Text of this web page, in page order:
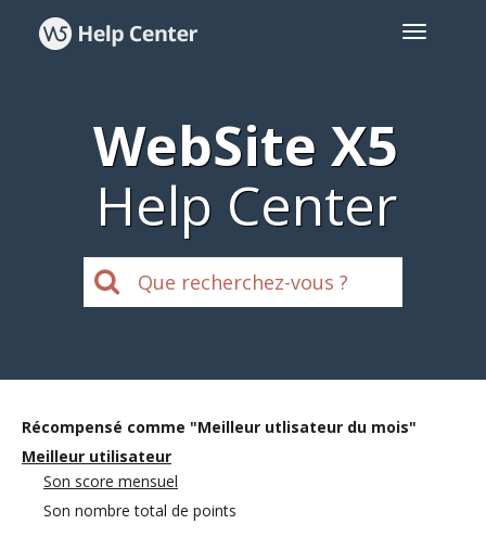
WebSite X5
Help Center
Récompensé comme "Meilleur utlisateur du mois"
Meilleur utilisateur
Son score mensuel
Son nombre total de points